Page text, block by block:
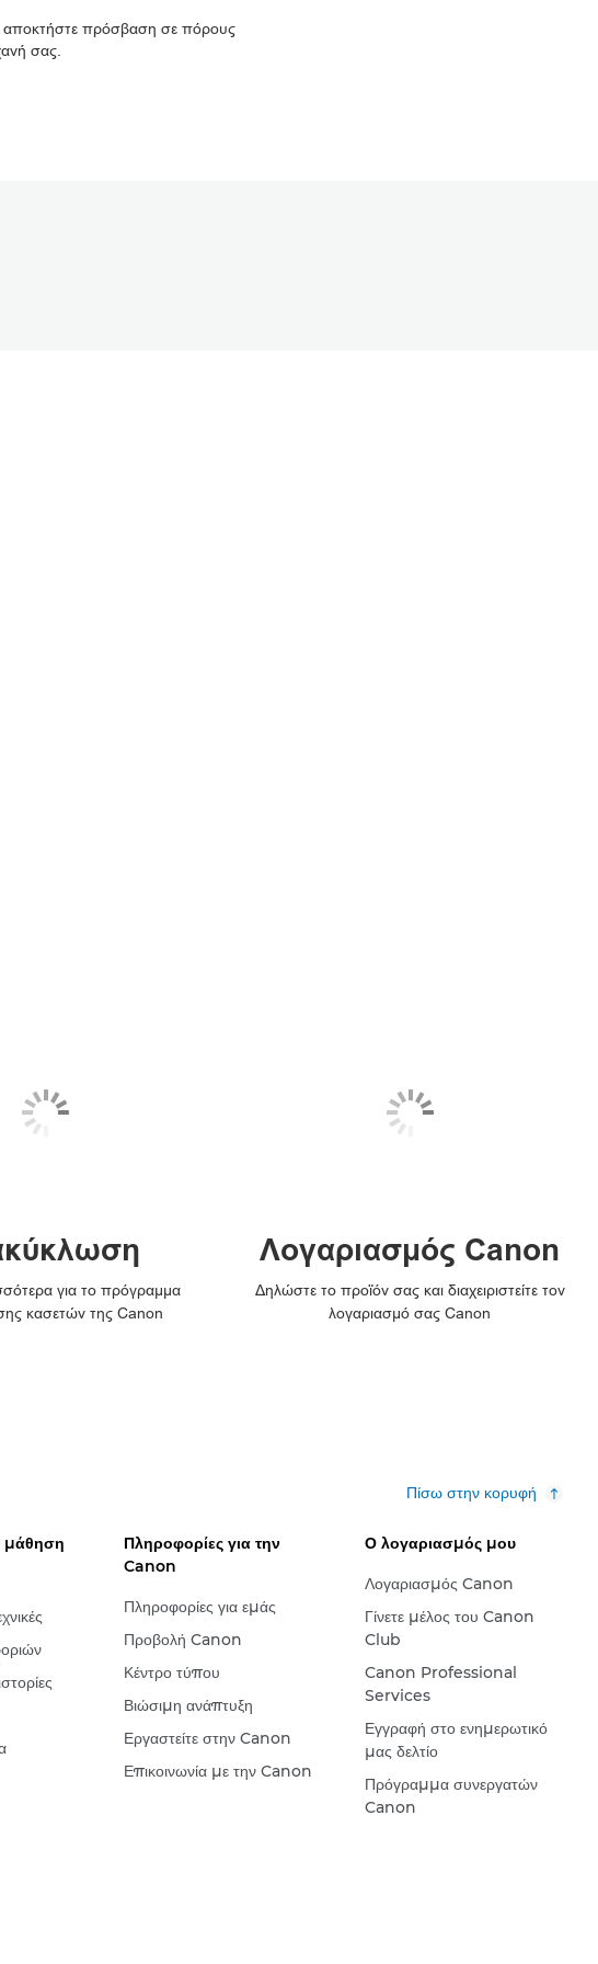
αποκτήστε πρόσβαση σε πόρους
σας.
για το πρόγραμμα
κασετών της Canon
Λογαριασμός Canon
Δηλώστε το προϊόν σας και διαχειριστείτε τον
λογαριασμό σας Canon
Πίσω στην κορυφή
μάθηση
Πληροφορίες για την
Canon
Πληροφορίες για εμάς
Προβολή Canon
Κέντρο τύπου
Βιώσιμη ανάπτυξη
Εργαστείτε στην Canon
Επικοινωνία με την Canon
Ο λογαριασμός μου
Λογαριασμός Canon
Γίνετε μέλος του Canon
Club
Canon Professional
Services
Εγγραφή στο ενημερωτικό
μας δελτίο
Πρόγραμμα συνεργατών
Canon